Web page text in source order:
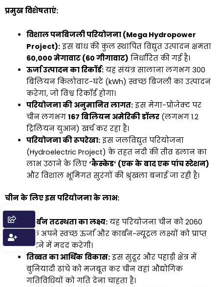
प्रमुख विशेषताएं:
विशाल पनबिजली परियोजना (Mega Hydropower
Project):इस बांध की कुल स्थापित विद्युत उत्पादन क्षमता
60,000 मेगावाट (60 गीगावाट) निर्धारित की गई है।
ऊर्जा उत्पादन का रिकॉर्ड:यह संयंत्र सालाना लगभग 300
बिलियन किलोवाट-घंटे (kWh) स्वच्छ बिजली का उत्पादन
करेगा, जो विश्व रिकॉर्ड होगा।
परियोजना की अनुमानित लागत:इस मेगा-प्रोजेक्ट पर
चीन लगभग 167 बिलियन अमेरिकी डॉलर(लगभग 1.2
ट्रिलियन युआन) खर्च कर रहा है।
परियोजना की रूपरेखा:इस जलविद्युत परियोजना
(Hydroelectric Project) के तहत नदी की तीव्र ढलान का
लाभ उठाने के लिए ‘कैस्केड’ (एक के बाद एक पांच स्टेशन)
और विशाल भूमिगत सुरंगों की श्रृंखला बनाई जा रही है।
चीन के लिए इस परियोजना के लाभ:
कार्बन तटस्थता का लक्ष्य:यह परियोजना चीन को 2060
तक अपने स्वच्छ ऊर्जा और कार्बन-न्यूट्रल लक्ष्यों को प्राप्त
करने में मदद करेगी।
तिब्बत का आर्थिक विकास:इस सुदूर और पहाड़ी क्षेत्र में
बुनियादी ढांचे को मजबूत कर चीन वहां औद्योगिक
गतिविधियों को गति देना चाहता है।